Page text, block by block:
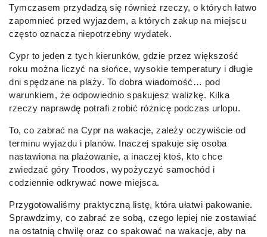
Tymczasem przydadzą się również rzeczy, o których łatwo
zapomnieć przed wyjazdem, a których zakup na miejscu
często oznacza niepotrzebny wydatek.
Cypr to jeden z tych kierunków, gdzie przez większość
roku można liczyć na słońce, wysokie temperatury i długie
dni spędzane na plaży. To dobra wiadomość… pod
warunkiem, że odpowiednio spakujesz walizkę. Kilka
rzeczy naprawdę potrafi zrobić różnicę podczas urlopu.
To, co zabrać na Cypr na wakacje, zależy oczywiście od
terminu wyjazdu i planów. Inaczej spakuje się osoba
nastawiona na plażowanie, a inaczej ktoś, kto chce
zwiedzać góry Troodos, wypożyczyć samochód i
codziennie odkrywać nowe miejsca.
Przygotowaliśmy praktyczną listę, która ułatwi pakowanie.
Sprawdzimy, co zabrać ze sobą, czego lepiej nie zostawiać
na ostatnią chwilę oraz co spakować na wakacje, aby na